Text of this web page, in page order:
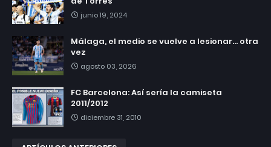
junio 19, 2024
Málaga, el medio se vuelve a lesionar... otra
vez
agosto 03, 2026
FC Barcelona: Así sería la camiseta
2011/2012
diciembre 31, 2010